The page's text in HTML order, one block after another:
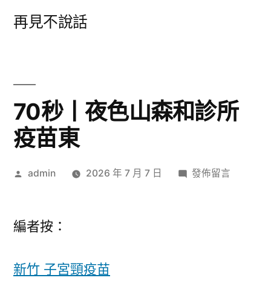
再見不說話
70秒丨夜色山森和診所
疫苗東
作
admin 2026 年 7 月 7 日
在
發佈留言
編者按：
新竹 子宮頸疫苗